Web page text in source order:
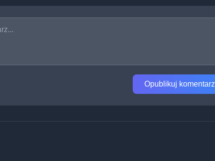
Opublikuj komentarz